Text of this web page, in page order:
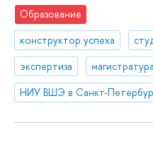
Образование
конструктор успеха
экспертиза
магистратура
НИУ ВШЭ в Санкт-